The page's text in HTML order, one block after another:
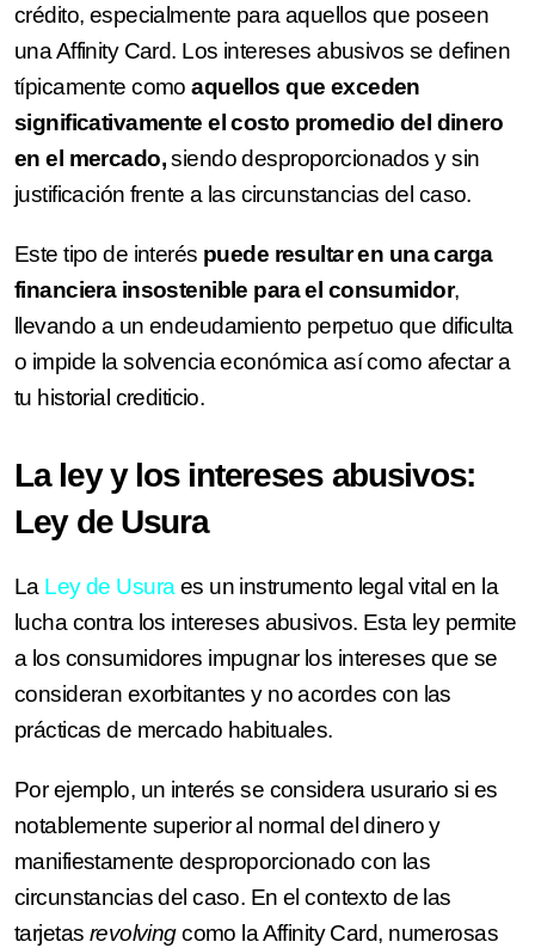
crédito, especialmente para aquellos que poseen
una Affinity Card. Los intereses abusivos se definen
típicamente comoaquellos que exceden
significativamente el costo promedio del dinero
en el mercado,siendo desproporcionados y sin
justificación frente a las circunstancias del caso.
Este tipo de interés puede resultar en una carga
financiera insostenible para el consumidor,
llevando a un endeudamiento perpetuo que dificulta
o impide la solvencia económica así como afectar a
tu historial crediticio.
La ley y los intereses abusivos:
Ley de Usura
La Ley de Usura es un instrumento legal vital en la
lucha contra los intereses abusivos. Esta ley permite
a los consumidores impugnar los intereses que se
consideran exorbitantes y no acordes con las
prácticas de mercado habituales.
Por ejemplo, un interés se considera usurario si es
notablemente superior al normal del dinero y
manifiestamente desproporcionado con las
circunstancias del caso. En el contexto de las
tarjetas revolvingcomo la Affinity Card, numerosas